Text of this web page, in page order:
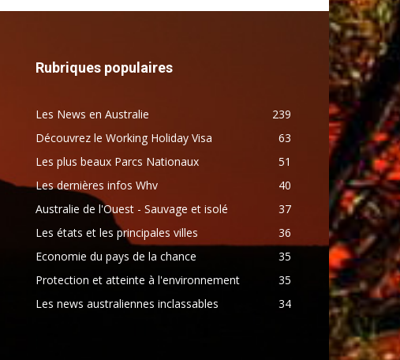
Rubriques populaires
Les News en Australie
239
Découvrez le Working Holiday Visa
63
Les plus beaux Parcs Nationaux
51
Les dernières infos Whv
40
Australie de l'Ouest - Sauvage et isolé
37
Les états et les principales villes
36
Economie du pays de la chance
35
Protection et atteinte à l'environnement
35
Les news australiennes inclassables
34